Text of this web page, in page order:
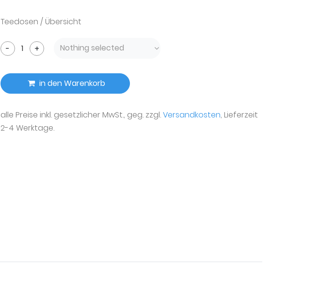
Teedosen / Übersicht
- + Nothing selected
in den Warenkorb
alle Preise inkl. gesetzlicher MwSt., geg. zzgl.Versandkosten, Lieferzeit
2-4 Werktage.